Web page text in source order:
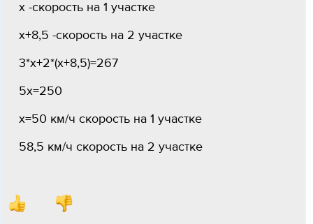
х -скорость на 1 участке
х+8,5 -скорость на 2 участке
3*х+2*(х+8,5)=267
5х=250
х=50 км/ч скорость на 1 участке
58,5 км/ч скорость на 2 участке